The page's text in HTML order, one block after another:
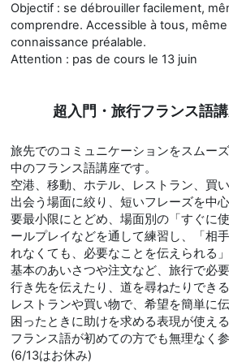
Objectif : se débrouiller facilement,
comprendre. Accessible à tous,
connaissance préalable.
Attention : pas de cours le 13 juin
超入門・旅行フランス語講
旅先でのコミュニケーションをスムー
中のフランス語講座です。
空港、移動、ホテル、レストラン、買
出会う場面に絞り、短いフレーズを中
要最小限にとどめ、場面別の「すぐに
ールプレイなどを通して練習し、「相
れなくても、必要なことを伝えられる
基本のあいさつや注文など、旅行で必
行き先を伝えたり、道を尋ねたりできる
レストランや買い物で、希望を簡単に
困ったときに助けを求める表現が使える
フランス語が初めての方でも無理なく
(6/13はお休み)